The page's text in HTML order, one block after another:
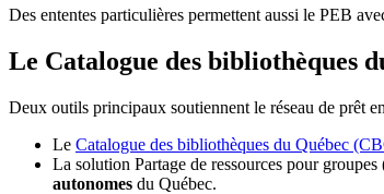
Des ententes particulières permettent aussi le PEB
Le Catalogue des bibliothèques
Deux outils principaux soutiennent le réseau de prêt
Le Catalogue des bibliothèques du Québec
La solution Partage de ressources pour
autonomes du Québec.